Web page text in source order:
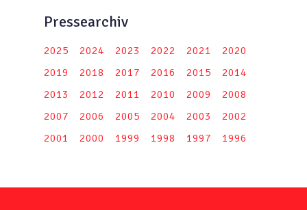
Pressearchiv
2025 2024 2023 2022 2021
2020
2019
2018 2017 2016 2015
2014
2013
2012 2011 2010 2009
2008
2007
2006 2005 2004 2003
2002
2001
2000 1999 1998 1997 1996